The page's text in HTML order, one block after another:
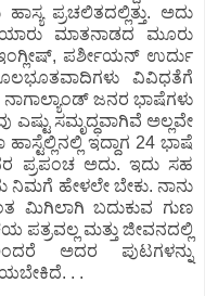
ಪ್ರಚಲಿತದಲ್ಲಿತ್ತು. ಅದು
ಮಾತನಾಡದ ಮೂರು
ಇಂಗ್ಲೀಷ್, ಪರ್ಶೀಯನ್ ಉರ್ದು
ವಿವಿಧತೆಗೆ
ಜನರ ಭಾಷೆಗಳು
ಎಷ್ಟು ಸಮೃದ್ಧವಾಗಿವೆ ಅಲ್ಲವೇ
ಇದ್ದಾಗ 24 ಭಾಷೆ
ಪ್ರಪಂಚ ಅದು. ಇದು ಸಹ
ಹೇಳಲೇ ಬೇಕು. ನಾನು
ಮಿಗಿಲಾಗಿ ಬದುಕುವ ಗುಣ
ಪತ್ರವಲ್ಲ ಮತ್ತು ಜೀವನದಲ್ಲಿ
ಅದರ ಪುಟಗಳನ್ನು
. .